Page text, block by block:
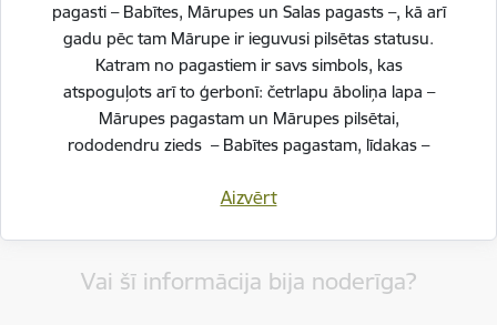
pagasti – Babītes, Mārupes un Salas pagasts –, kā arī
gadu pēc tam Mārupe ir ieguvusi pilsētas statusu.
Katram no pagastiem ir savs simbols, kas
atspoguļots arī to ģerbonī: četrlapu āboliņa lapa –
Mārupes pagastam un Mārupes pilsētai,
rododendru zieds – Babītes pagastam, līdakas –
simbolus vienotā, stilizētā vizuālā rakstā – kā stāstu
par mums pašiem. Mēs esam dažādi, bet kopā
veidojam vienotu, košu un pilnīgu novadu.
Aizvērt
Vai šī informācija bija noderīga?